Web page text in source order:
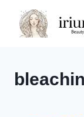
Inhalt
springen